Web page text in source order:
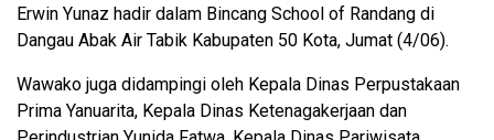
Erwin Yunaz hadir dalam Bincang School of Randang di
Dangau Abak Air Tabik Kabupaten 50 Kota, Jumat (4/06).
Wawako juga didampingi oleh Kepala Dinas Perpustakaan
Prima Yanuarita, Kepala Dinas Ketenagakerjaan dan